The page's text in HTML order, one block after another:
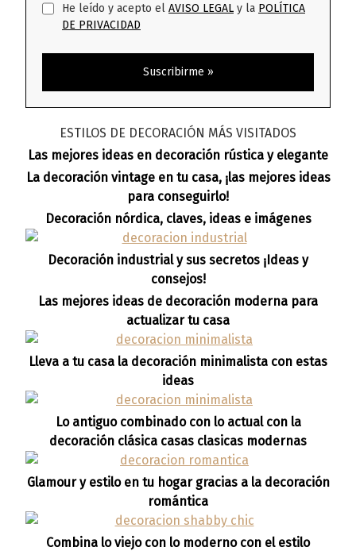
He leído y acepto el AVISO LEGAL y la POLÍTICA
DE PRIVACIDAD
ESTILOS DE DECORACIÓN MÁS VISITADOS
Las mejores ideas en decoración rústica y elegante
La decoración vintage en tu casa, ¡las mejores ideas
para conseguirlo!
Decoración nórdica, claves, ideas e imágenes
Decoración industrial y sus secretos ¡Ideas y
consejos!
Las mejores ideas de decoración moderna para
actualizar tu casa
Lleva a tu casa la decoración minimalista con estas
ideas
Lo antiguo combinado con lo actual con la
decoración clásica casas clasicas modernas
Glamour y estilo en tu hogar gracias a la decoración
romántica
Combina lo viejo con lo moderno con el estilo